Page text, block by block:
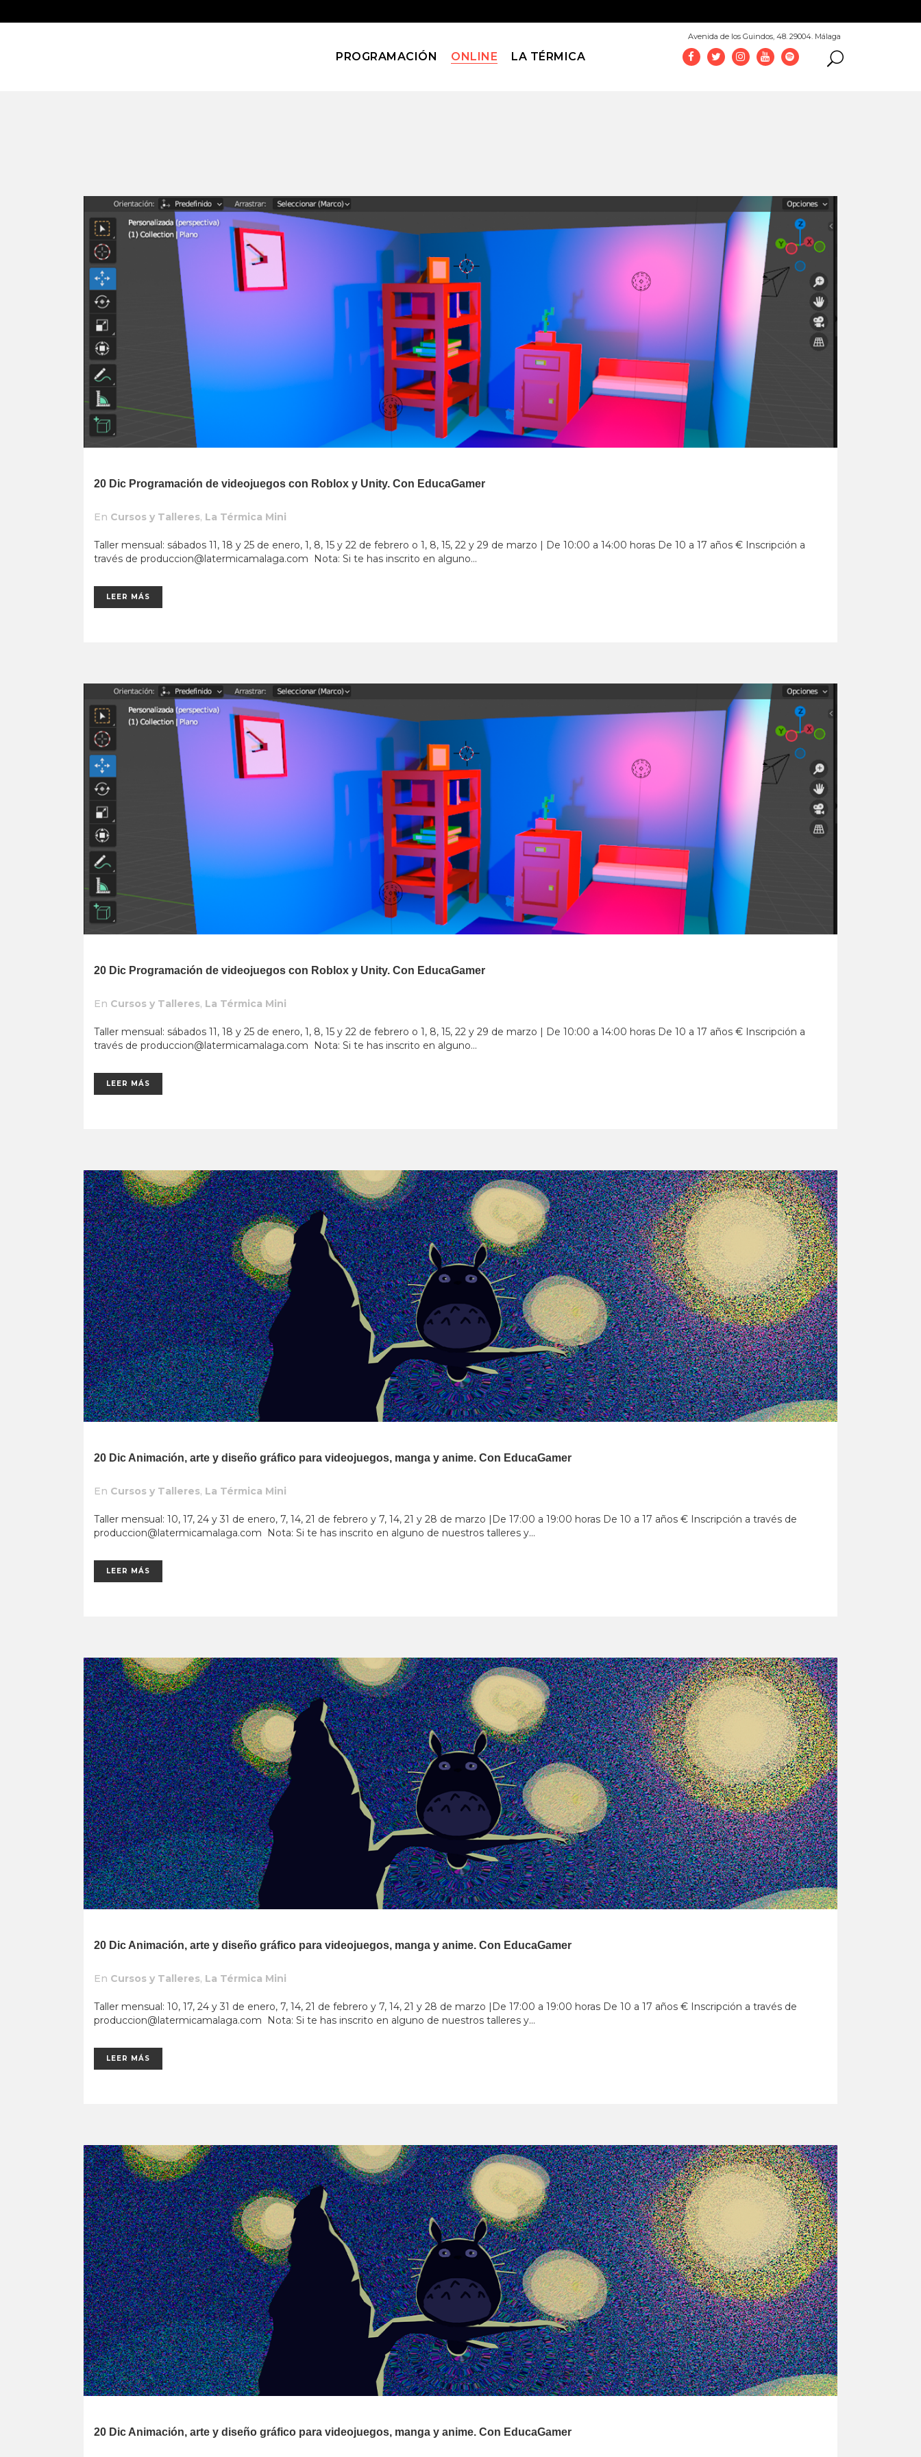
Avenida de los Guindos, 48. 29004. Málaga
PROGRAMACIÓN ONLINE LA TÉRMICA
Blog
20 Dic Programación de videojuegos con Roblox y Unity. Con EducaGamer
En Cursos y Talleres, La Térmica Mini
Taller mensual: sábados 11, 18 y 25 de enero, 1, 8, 15 y 22 de febrero o 1, 8, 15, 22 y 29 de marzo | De 10:00 a 14:00 horas De 10 a 17 años € Inscripción a
través de produccion@latermicamalaga.com Nota: Si te has inscrito en alguno...
LEER MÁS
20 Dic Programación de videojuegos con Roblox y Unity. Con EducaGamer
En Cursos y Talleres, La Térmica Mini
Taller mensual: sábados 11, 18 y 25 de enero, 1, 8, 15 y 22 de febrero o 1, 8, 15, 22 y 29 de marzo | De 10:00 a 14:00 horas De 10 a 17 años € Inscripción a
través de produccion@latermicamalaga.com Nota: Si te has inscrito en alguno...
LEER MÁS
20 Dic Animación, arte y diseño gráfico para videojuegos, manga y anime. Con EducaGamer
En Cursos y Talleres, La Térmica Mini
Taller mensual: 10, 17, 24 y 31 de enero, 7, 14, 21 de febrero y 7, 14, 21 y 28 de marzo |De 17:00 a 19:00 horas De 10 a 17 años € Inscripción a través de
produccion@latermicamalaga.com Nota: Si te has inscrito en alguno de nuestros talleres y...
LEER MÁS
20 Dic Animación, arte y diseño gráfico para videojuegos, manga y anime. Con EducaGamer
En Cursos y Talleres, La Térmica Mini
Taller mensual: 10, 17, 24 y 31 de enero, 7, 14, 21 de febrero y 7, 14, 21 y 28 de marzo |De 17:00 a 19:00 horas De 10 a 17 años € Inscripción a través de
produccion@latermicamalaga.com Nota: Si te has inscrito en alguno de nuestros talleres y...
LEER MÁS
20 Dic Animación, arte y diseño gráfico para videojuegos, manga y anime. Con EducaGamer